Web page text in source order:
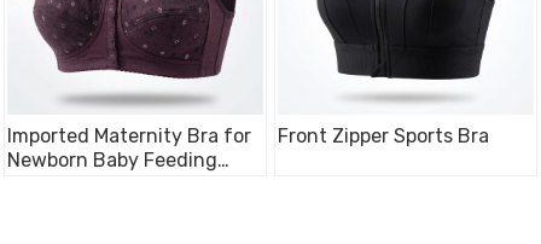
Imported Maternity Bra for
Newborn Baby Feeding
Front Zipper Sports Bra